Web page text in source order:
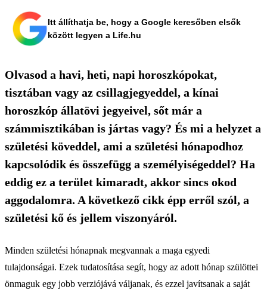
Itt állíthatja be, hogy a Google keresőben elsők
között legyen a Life.hu
Olvasod a havi, heti, napi horoszkópokat,
tisztában vagy az csillagjegyeddel, a kínai
horoszkóp állatövi jegyeivel, sőt már a
számmisztikában is jártas vagy? És mi a helyzet a
születési köveddel, ami a születési hónapodhoz
kapcsolódik és összefügg a személyiségeddel? Ha
eddig ez a terület kimaradt, akkor sincs okod
aggodalomra. A következő cikk épp erről szól, a
születési kő és jellem viszonyáról.
Minden születési hónapnak megvannak a maga egyedi
tulajdonságai. Ezek tudatosítása segít, hogy az adott hónap szülöttei
önmaguk egy jobb verziójává váljanak, és ezzel javítsanak a saját